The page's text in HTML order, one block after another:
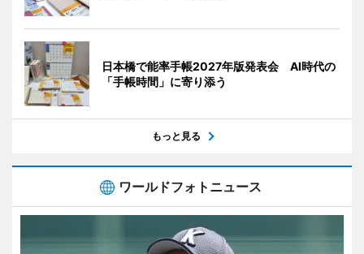
日本橋で能率手帳2027年版発表会 AI時代の
「手帳時間」に寄り添う
もっと見る
ワールドフォトニュース